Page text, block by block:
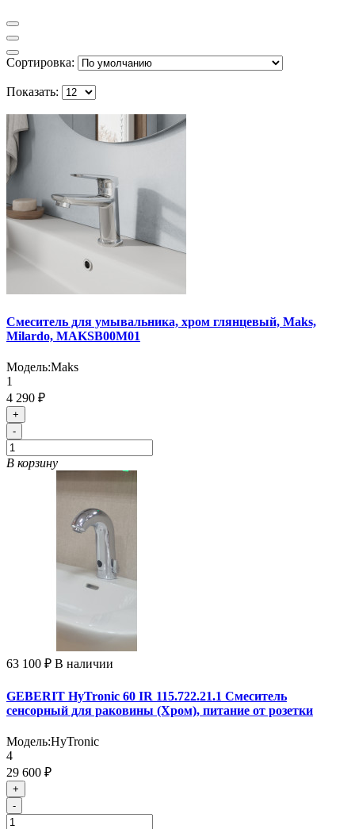
Сортировка:
Показать:
Cмеситель для умывальника, хром глянцевый, Maks,
Milardo, MAKSB00M01
Модель:Maks
1
4 290 ₽
+
-
В корзину
63 100 ₽ В наличии
GEBERIT HyTronic 60 IR 115.722.21.1 Смеситель
сенсорный для раковины (Хром), питание от розетки
Модель:HyTronic
4
29 600 ₽
+
-